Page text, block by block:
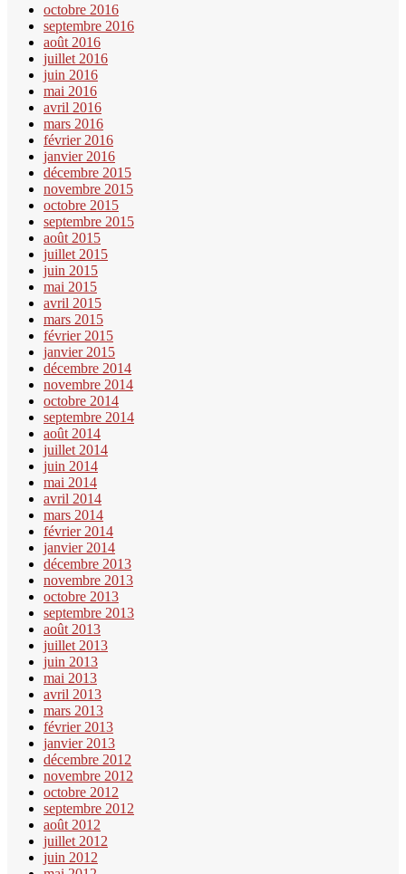
octobre 2016
septembre 2016
août 2016
juillet 2016
juin 2016
mai 2016
avril 2016
mars 2016
février 2016
janvier 2016
décembre 2015
novembre 2015
octobre 2015
septembre 2015
août 2015
juillet 2015
juin 2015
mai 2015
avril 2015
mars 2015
février 2015
janvier 2015
décembre 2014
novembre 2014
octobre 2014
septembre 2014
août 2014
juillet 2014
juin 2014
mai 2014
avril 2014
mars 2014
février 2014
janvier 2014
décembre 2013
novembre 2013
octobre 2013
septembre 2013
août 2013
juillet 2013
juin 2013
mai 2013
avril 2013
mars 2013
février 2013
janvier 2013
décembre 2012
novembre 2012
octobre 2012
septembre 2012
août 2012
juillet 2012
juin 2012